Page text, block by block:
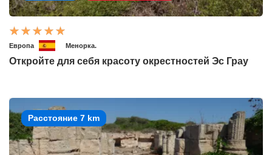
Европа Менорка.
Откройте для себя красоту окрестностей Эс Грау
Расстояние 7 km